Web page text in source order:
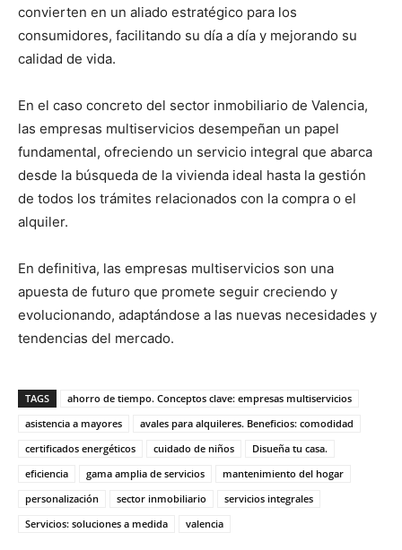
convierten en un aliado estratégico para los
consumidores, facilitando su día a día y mejorando su
calidad de vida.
En el caso concreto del sector inmobiliario de Valencia,
las empresas multiservicios desempeñan un papel
fundamental, ofreciendo un servicio integral que abarca
desde la búsqueda de la vivienda ideal hasta la gestión
de todos los trámites relacionados con la compra o el
alquiler.
En definitiva, las empresas multiservicios son una
apuesta de futuro que promete seguir creciendo y
evolucionando, adaptándose a las nuevas necesidades y
tendencias del mercado.
TAGS
ahorro de tiempo. Conceptos clave: empresas multiservicios
asistencia a mayores
avales para alquileres. Beneficios: comodidad
certificados energéticos
cuidado de niños
Disueña tu casa.
eficiencia
gama amplia de servicios
mantenimiento del hogar
personalización
sector inmobiliario
servicios integrales
Servicios: soluciones a medida
valencia